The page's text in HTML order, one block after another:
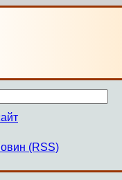
(RSS)